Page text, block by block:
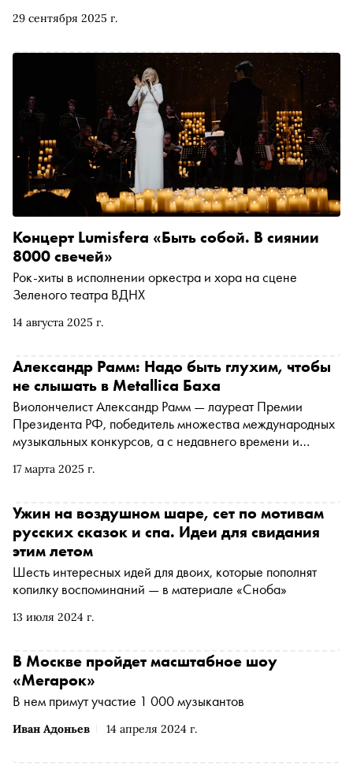
29 сентября 2025 г.
прозвучали песни Black Sabbath, Tool, Metallica, Jane's
вспомнить других выдающихся представителей метал-
сцены прошлого и их шедевры тяжёлой музыки, с
которыми тоже пора познакомить новое поколение
слушателей
14 августа 2025 г.
Концерт Lumisfera «Быть собой. В сиянии
8000 свечей»
Рок-хиты в исполнении оркестра и хора на сцене
Зеленого театра ВДНХ
17 марта 2025 г.
Александр Рамм: Надо быть глухим, чтобы
не слышать в Metallica Баха
Виолончелист Александр Рамм — лауреат Премии
Президента РФ, победитель множества международных
музыкальных конкурсов, а с недавнего времени и
врожденном слухе, неудачном опыте с виолончелью
13 июля 2024 г.
Ужин на воздушном шаре, сет по мотивам
русских сказок и спа. Идеи для свидания
этим летом
Шесть интересных идей для двоих, которые пополнят
копилку воспоминаний — в материале «Сноба»
Иван Адоньев 14 апреля 2024 г.
В Москве пройдет масштабное шоу
«Мегарок»
В нем примут участие 1 000 музыкантов